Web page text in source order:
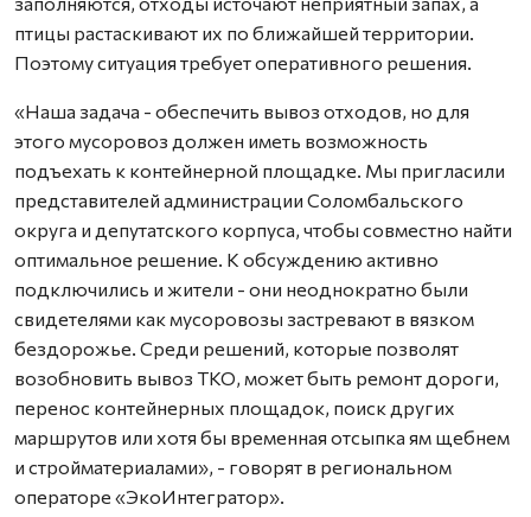
птицы растаскивают их по ближайшей территории.
Поэтому ситуация требует оперативного решения.
«Наша задача - обеспечить вывоз отходов, но для
этого мусоровоз должен иметь возможность
подъехать к контейнерной площадке. Мы пригласили
представителей администрации Соломбальского
округа и депутатского корпуса, чтобы совместно найти
оптимальное решение. К обсуждению активно
подключились и жители - они неоднократно были
свидетелями как мусоровозы застревают в вязком
бездорожье. Среди решений, которые позволят
возобновить вывоз ТКО, может быть ремонт дороги,
перенос контейнерных площадок, поиск других
маршрутов или хотя бы временная отсыпка ям щебнем
и стройматериалами», - говорят в региональном
операторе «ЭкоИнтегратор».